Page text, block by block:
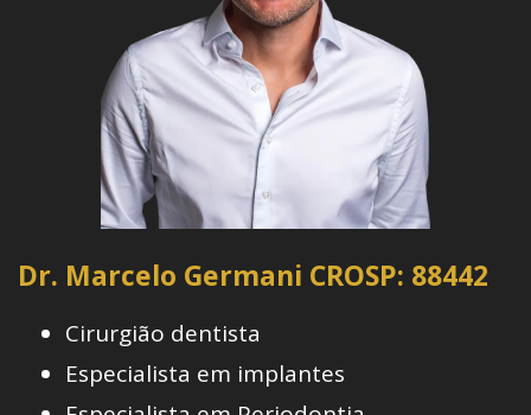
Dr. Marcelo Germani CROSP: 88442
Cirurgião dentista
Especialista em implantes